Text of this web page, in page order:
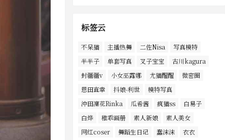
标签云
不呆猫 主播热舞 二佐Nisa
写真模特
半半子
单套写真 叉子宝宝
古川kagura
封疆疆v
小女巫露娜 尤猫醒醒
微密圈
恩田直幸
抖娘-利世
模特写真
沖田凜花Rinka
瓜希酱 疯猫ss
白易子
白烨
稚乖画册 素人新娘
素人美女
网红coser
舞蹈生日记 蠢沫沫
衣衣